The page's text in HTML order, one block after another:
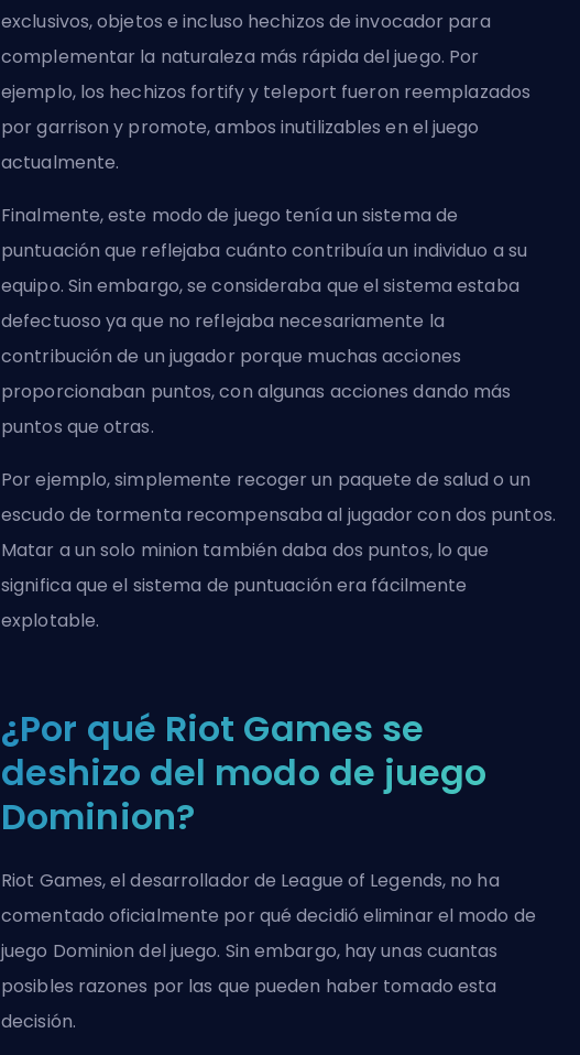
exclusivos, objetos e incluso hechizos de invocador para
complementar la naturaleza más rápida del juego. Por
ejemplo, los hechizos fortify y teleport fueron reemplazados
por garrison y promote, ambos inutilizables en el juego
actualmente.
Finalmente, este modo de juego tenía un sistema de
puntuación que reflejaba cuánto contribuía un individuo a su
equipo. Sin embargo, se consideraba que el sistema estaba
defectuoso ya que no reflejaba necesariamente la
contribución de un jugador porque muchas acciones
proporcionaban puntos, con algunas acciones dando más
puntos que otras.
Por ejemplo, simplemente recoger un paquete de salud o un
escudo de tormenta recompensaba al jugador con dos puntos.
Matar a un solo minion también daba dos puntos, lo que
significa que el sistema de puntuación era fácilmente
explotable.
¿Por qué Riot Games se
deshizo del modo de juego
Dominion?
Riot Games, el desarrollador de League of Legends, no ha
comentado oficialmente por qué decidió eliminar el modo de
juego Dominion del juego. Sin embargo, hay unas cuantas
posibles razones por las que pueden haber tomado esta
decisión.